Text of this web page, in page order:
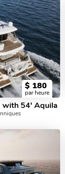
$ 180
par heure
with 54' Aquila